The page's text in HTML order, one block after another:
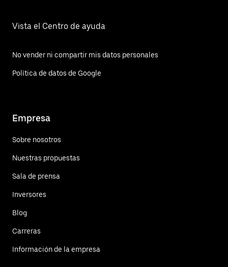
Vista el Centro de ayuda
No vender ni compartir mis datos personales
Política de datos de Google
Empresa
Sobre nosotros
Nuestras propuestas
Sala de prensa
Inversores
Blog
Carreras
Información de la empresa